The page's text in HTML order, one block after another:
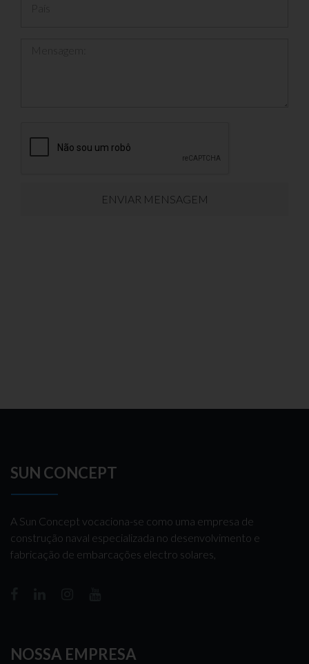
Mensagem:
ENVIAR MENSAGEM
SUN CONCEPT
A Sun Concept vocaciona-se como uma empresa de
construção naval especializada no desenvolvimento e
fabricação de embarcações electro solares,
NOSSA EMPRESA